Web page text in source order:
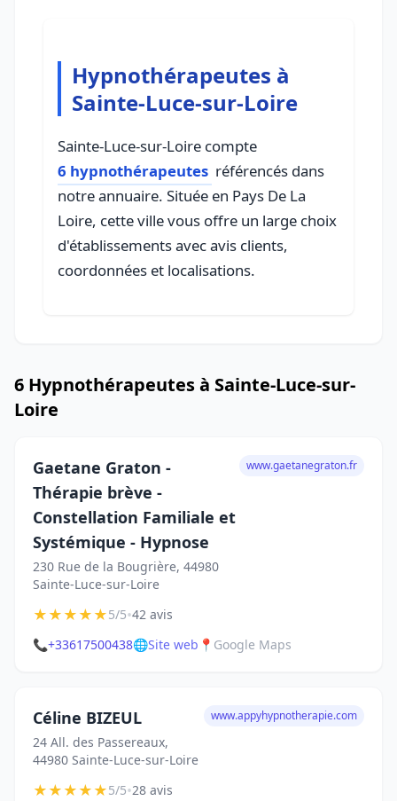
Hypnothérapeutes à
Sainte-Luce-sur-Loire
Sainte-Luce-sur-Loire compte
6 hypnothérapeutes référencés dans
notre annuaire. Située en Pays De La
Loire, cette ville vous offre un large choix
d'établissements avec avis clients,
coordonnées et localisations.
6 Hypnothérapeutes à Sainte-Luce-sur-
Loire
Gaetane Graton -
Thérapie brève -
Constellation Familiale et
Systémique - Hypnose
230 Rue de la Bougrière, 44980
Sainte-Luce-sur-Loire
www.gaetanegraton.fr
★★★★★5/5•42 avis
📞+33617500438🌐Site web 📍 Google Maps
Céline BIZEUL
24 All. des Passereaux,
44980 Sainte-Luce-sur-Loire
www.appyhypnotherapie.com
★★★★★5/5•28 avis